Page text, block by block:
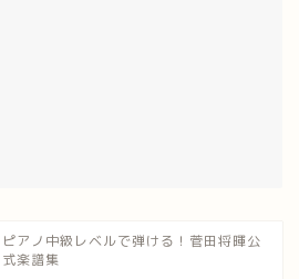
ピアノ中級レベルで弾ける！菅田将暉公
式楽譜集